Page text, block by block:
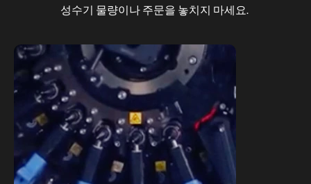
성수기 물량이나 주문을 놓치지 마세요.